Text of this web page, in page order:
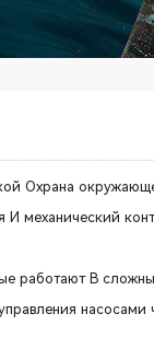
Охрана
И механический
работают В
насосами